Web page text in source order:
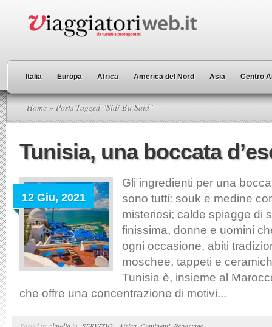
Italia Europa Africa America del Nord Asia Centro
Home » Posts Tagged "Sidi Bu Said"
Tunisia, una boccata
12 Giu, 2021
Gli ingredienti per una
sono tutti: souk e medine
misteriosi; calde spiagge di
finissima, donne e uomini
ogni occasione, abiti
moschee, tappeti e
Tunisia è, insieme al
che offre una concentrazione di motivi...